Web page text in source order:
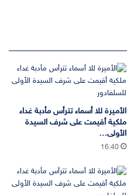
الأميرة للا أسماء تترأس مأدبة غداء
ملكية أقيمت على شرف السيدة
الأولى…
16:40